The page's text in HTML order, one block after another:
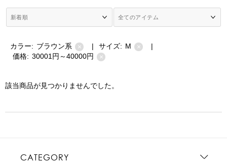
カラー: ブラウン系 × | サイズ: M ×
|
価格: 30001円～40000円 ×
該当商品が見つかりませんでした。
CATEGORY